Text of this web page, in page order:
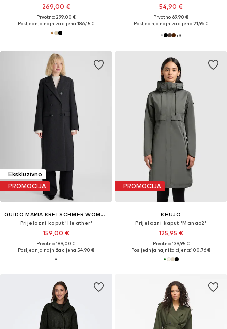
269,00 €
Prvotno: 299,00 €
Posljednja najniža cijena:186,15 €
54,90 €
Prvotno: 69,90 €
Posljednja najniža cijena:21,96 €
+3
Ekskluzivno
PROMOCIJA
GUIDO MARIA KRETSCHMER WOMEN
Prijelazni kaput 'Heather'
159,00 €
Prvotno: 189,00 €
Posljednja najniža cijena:54,90 €
PROMOCIJA
KHUJO
Prijelazni kaput 'Manao2'
125,95 €
Prvotno: 139,95 €
Posljednja najniža cijena:100,76 €